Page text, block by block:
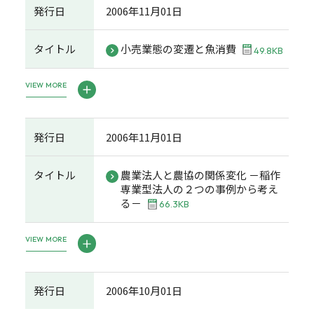
発行日 2006年11月01日
タイトル 小売業態の変遷と魚消費 49.8KB
VIEW MORE
発行日 2006年11月01日
タイトル
農業法人と農協の関係変化 －稲作
専業型法人の２つの事例から考え
る－
66.3KB
VIEW MORE
発行日 2006年10月01日